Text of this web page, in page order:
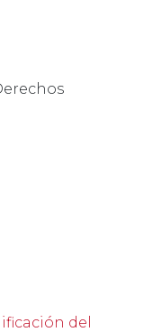
del